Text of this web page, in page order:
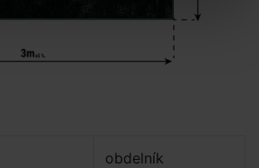
obdelník